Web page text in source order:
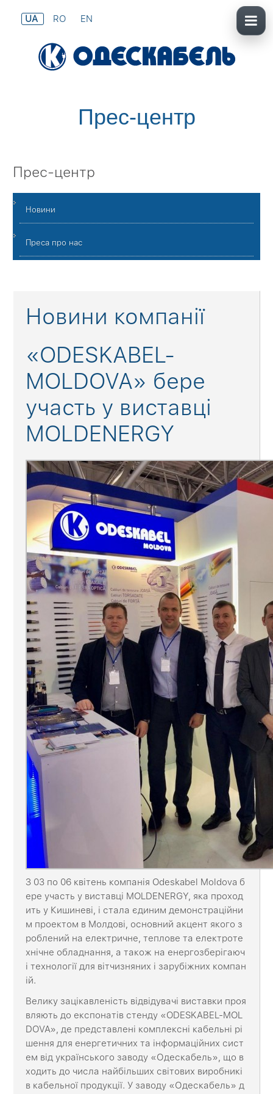
UA RO EN
Прес-центр
Прес-центр
Новини
Преса про нас
Новини компанії
«ODESKABEL-
MOLDOVA» бере
участь у виставці
MOLDENERGY
З 03 по 06 квітень компанія Odeskabel Moldova б
ере участь у виставці MOLDENERGY, яка проход
ить у Кишиневі, і стала єдиним демонстраційни
м проектом в Молдові, основний акцент якого з
роблений на електричне, теплове та електроте
хнічне обладнання, а також на енергозберігаюч
і технології для вітчизняних і зарубіжних компан
ій.
Велику зацікавленість відвідувачі виставки проя
вляють до експонатів стенду «ODESKABEL-MOL
DOVA», де представлені комплексні кабельні рі
шення для енергетичних та інформаційних сист
ем від українського заводу «Одескабель», що в
ходить до числа найбільших світових виробникі
в кабельної продукції. У заводу «Одескабель» д